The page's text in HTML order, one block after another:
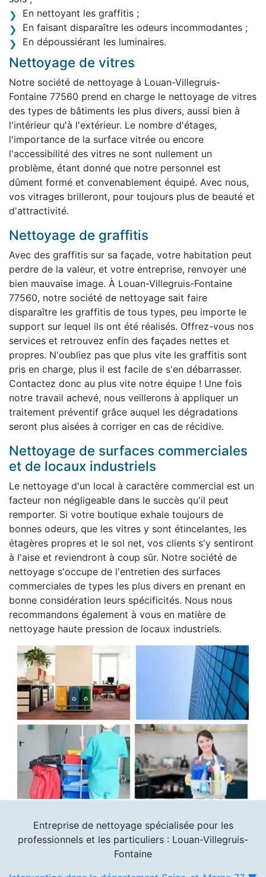
En nettoyant les graffitis ;
En faisant disparaître les odeurs incommodantes ;
En dépoussiérant les luminaires.
Nettoyage de vitres
Notre société de nettoyage à Louan-Villegruis-
Fontaine 77560 prend en charge le nettoyage de vitres
des types de bâtiments les plus divers, aussi bien à
l'intérieur qu'à l'extérieur. Le nombre d'étages,
l'importance de la surface vitrée ou encore
l'accessibilité des vitres ne sont nullement un
problème, étant donné que notre personnel est
dûment formé et convenablement équipé. Avec nous,
vos vitrages brilleront, pour toujours plus de beauté et
d'attractivité.
Nettoyage de graffitis
Avec des graffitis sur sa façade, votre habitation peut
perdre de la valeur, et votre entreprise, renvoyer une
bien mauvaise image. À Louan-Villegruis-Fontaine
77560, notre société de nettoyage sait faire
disparaître les graffitis de tous types, peu importe le
support sur lequel ils ont été réalisés. Offrez-vous nos
services et retrouvez enfin des façades nettes et
propres. N'oubliez pas que plus vite les graffitis sont
pris en charge, plus il est facile de s'en débarrasser.
Contactez donc au plus vite notre équipe ! Une fois
notre travail achevé, nous veillerons à appliquer un
traitement préventif grâce auquel les dégradations
seront plus aisées à corriger en cas de récidive.
Nettoyage de surfaces commerciales
et de locaux industriels
Le nettoyage d'un local à caractère commercial est un
facteur non négligeable dans le succès qu'il peut
remporter. Si votre boutique exhale toujours de
bonnes odeurs, que les vitres y sont étincelantes, les
étagères propres et le sol net, vos clients s'y sentiront
à l'aise et reviendront à coup sûr. Notre société de
nettoyage s'occupe de l'entretien des surfaces
commerciales de types les plus divers en prenant en
bonne considération leurs spécificités. Nous nous
recommandons également à vous en matière de
nettoyage haute pression de locaux industriels.
Entreprise de nettoyage spécialisée pour les
professionnels et les particuliers : Louan-Villegruis-
Fontaine